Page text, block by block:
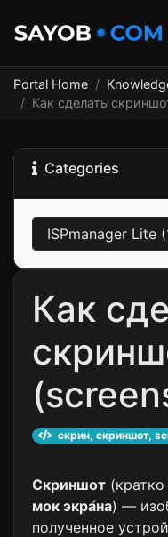
Portal Home
Как сделать
Categories
Как
скрин, скриншот,
Скриншот (кратко
мок экра́на) —
полученное